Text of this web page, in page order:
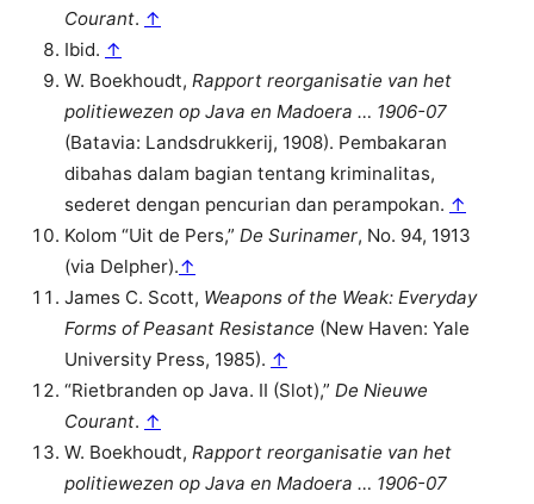
Courant. ↑
Ibid. ↑
W. Boekhoudt, Rapport reorganisatie van het
politiewezen op Java en Madoera … 1906-07
(Batavia: Landsdrukkerij, 1908). Pembakaran
dibahas dalam bagian tentang kriminalitas,
sederet dengan pencurian dan perampokan. ↑
Kolom “Uit de Pers,” De Surinamer, No. 94, 1913
(via Delpher).↑
James C. Scott, Weapons of the Weak: Everyday
Forms of Peasant Resistance (New Haven: Yale
University Press, 1985). ↑
“Rietbranden op Java. II (Slot),” De Nieuwe
Courant. ↑
W. Boekhoudt, Rapport reorganisatie van het
politiewezen op Java en Madoera … 1906-07